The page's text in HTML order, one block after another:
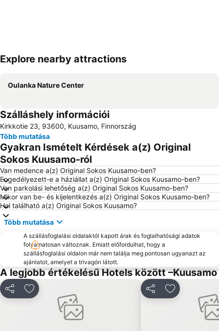
Nagy méretű térkép
Explore nearby attractions
Oulanka Nature Center
Szálláshely információi
Kirkkotie 23, 93600, Kuusamo, Finnország
Több mutatása
Gyakran Ismételt Kérdések a(z) Original
Sokos Kuusamo-ról
Van medence a(z) Original Sokos Kuusamo-ben?
Engedélyezett-e a háziállat a(z) Original Sokos Kuusamo-ben?
Van parkolási lehetőség a(z) Original Sokos Kuusamo-ben?
Mikor van be- és kijelentkezés a(z) Original Sokos Kuusamo-ben?
Hol található a(z) Original Sokos Kuusamo?
Több mutatása
A szállásfoglalási oldalaktól kapott árak és foglalhatósági adatok
folyamatosan változnak. Emiatt előfordulhat, hogy a
szállásfoglalási oldalon már nem találja meg pontosan ugyanazt az
ajánlatot, amelyet a trivagón látott.
A legjobb értékelésű Hotels között –Kuusamo
MegosztásHozzáadás a kedvencekhez MegosztásHozzáadás